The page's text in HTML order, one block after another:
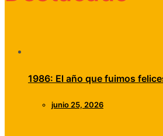
1986: El año que fuimos
junio 25, 2026